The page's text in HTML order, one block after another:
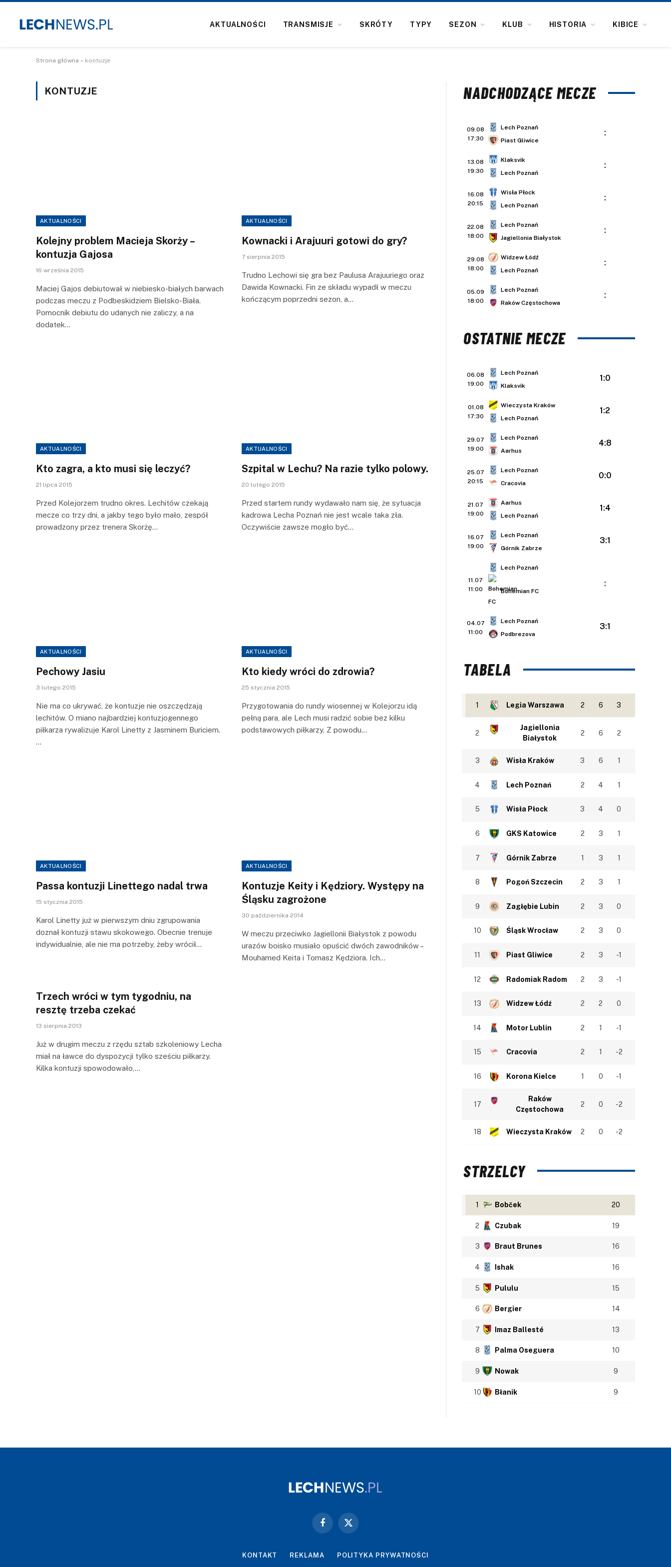
AKTUALNOŚCI TRANSMISJE SKRÓTY TYPY SEZON KLUB HISTORIA KIBICE
Strona główna » kontuzje
KONTUZJE
AKTUALNOŚCI
Kolejny problem Macieja Skorży –
kontuzja Gajosa
16 września 2015
Maciej Gajos debiutował w niebiesko-białych barwach
podczas meczu z Podbeskidziem Bielsko-Biała.
Pomocnik debiutu do udanych nie zaliczy, a na
dodatek…
AKTUALNOŚCI
Kownacki i Arajuuri gotowi do gry?
7 sierpnia 2015
Trudno Lechowi się gra bez Paulusa Arajuuriego oraz
Dawida Kownacki. Fin ze składu wypadł w meczu
kończącym poprzedni sezon, a…
AKTUALNOŚCI
Kto zagra, a kto musi się leczyć?
21 lipca 2015
Przed Kolejorzem trudno okres. Lechitów czekają
mecze co trzy dni, a jakby tego było mało, zespół
prowadzony przez trenera Skorżę…
AKTUALNOŚCI
Szpital w Lechu? Na razie tylko polowy.
20 lutego 2015
Przed startem rundy wydawało nam się, że sytuacja
kadrowa Lecha Poznań nie jest wcale taka zła.
Oczywiście zawsze mogło być…
AKTUALNOŚCI
Pechowy Jasiu
3 lutego 2015
Nie ma co ukrywać, że kontuzje nie oszczędzają
lechitów. O miano najbardziej kontuzjogennego
piłkarza rywalizuje Karol Linetty z Jasminem Buriciem.
…
AKTUALNOŚCI
Kto kiedy wróci do zdrowia?
25 stycznia 2015
Przygotowania do rundy wiosennej w Kolejorzu idą
pełną para, ale Lech musi radzić sobie bez kilku
podstawowych piłkarzy. Z powodu…
AKTUALNOŚCI
Passa kontuzji Linettego nadal trwa
15 stycznia 2015
Karol Linetty już w pierwszym dniu zgrupowania
doznał kontuzji stawu skokowego. Obecnie trenuje
indywidualnie, ale nie ma potrzeby, żeby wrócił…
AKTUALNOŚCI
Kontuzje Keity i Kędziory. Występy na
Śląsku zagrożone
30 października 2014
W meczu przeciwko Jagiellonii Białystok z powodu
urazów boisko musiało opuścić dwóch zawodników –
Mouhamed Keita i Tomasz Kędziora. Ich…
Trzech wróci w tym tygodniu, na
resztę trzeba czekać
13 sierpnia 2013
Już w drugim meczu z rzędu sztab szkoleniowy Lecha
miał na ławce do dyspozycji tylko sześciu piłkarzy.
Kilka kontuzji spowodowało,…
NADCHODZĄCE MECZE
09.08
17:30
Lech Poznań
Piast Gliwice
:
13.08
19:30
Klaksvik
Lech Poznań
:
16.08
20:15
Wisła Płock
Lech Poznań
:
22.08
18:00
Lech Poznań
Jagiellonia Białystok
:
29.08
18:00
Widzew Łódź
Lech Poznań
:
05.09
18:00
Lech Poznań
Raków Częstochowa
:
OSTATNIE MECZE
06.08
19:00
Lech Poznań
Klaksvik
1:0
01.08
17:30
Wieczysta Kraków
Lech Poznań
1:2
29.07
19:00
Lech Poznań
Aarhus
4:8
25.07
20:15
Lech Poznań
Cracovia
0:0
21.07
19:00
Aarhus
Lech Poznań
1:4
16.07
19:00
Lech Poznań
Górnik Zabrze
3:1
11.07
11:00
Lech Poznań
Bohemian FC
:
04.07
11:00
Lech Poznań
Podbrezova
3:1
TABELA
1 Legia Warszawa 2 6 3
2
Jagiellonia
Białystok
2 6 2
3 Wisła Kraków 3 6 1
4 Lech Poznań 2 4 1
5 Wisła Płock 3 4 0
6 GKS Katowice 2 3 1
7 Górnik Zabrze 1 3 1
8 Pogoń Szczecin 2 3 1
9 Zagłębie Lubin 2 3 0
10 Śląsk Wrocław 2 3 0
11 Piast Gliwice 2 3 -1
12 Radomiak Radom 2 3 -1
13 Widzew Łódź 2 2 0
14 Motor Lublin 2 1 -1
15 Cracovia 2 1 -2
16 Korona Kielce 1 0 -1
17
Raków
Częstochowa
2 0 -2
18 Wieczysta Kraków 2 0 -2
STRZELCY
1 Bobček 20
2 Czubak 19
3 Braut Brunes 16
4 Ishak 16
5 Pululu 15
6 Bergier 14
7 Imaz Ballesté 13
8 Palma Oseguera 10
9 Nowak 9
10 Błanik 9
Facebook
X
KONTAKT REKLAMA POLITYKA PRYWATNOŚCI